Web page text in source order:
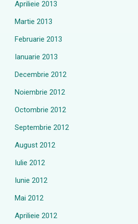
Aprilieie 2013
Martie 2013
Februarie 2013
Ianuarie 2013
Decembrie 2012
Noiembrie 2012
Octombrie 2012
Septembrie 2012
August 2012
Iulie 2012
Iunie 2012
Mai 2012
Aprilieie 2012